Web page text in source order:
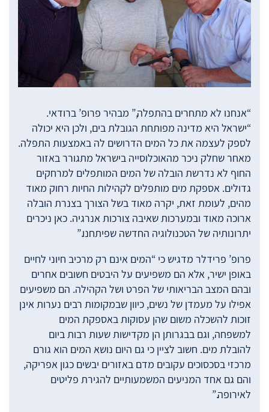
“אנחנו לא מתחרים בהתפלה,” מבהיר פרופ’ ברודאי.
“ישראל היא מדינה מפותחת הגובלת בים, ולכן היא יכולה
לספק לעצמה את כל המים הדרושים לה באמצעות התפלה.
מאחר שחלק ניכר מהאוכלוסייה בישראל מתגורר באזור
החוף לא נדרשת הובלה של המים המותפלים למרחקים
גדולים. אספקת מים מותפלים לקהילות החיות רחוק מאוד
מהים, לעומת זאת, יקרה מאוד בשל הצורך בצנרת הובלה
ארוכה מאוד ובמערכות שאיבה צורכות אנרגיה. כאן ניכרים
יתרונותיה של הטכנולוגיה החדשה שפיתחנו.”
פרופ’ פרידלר מדגיש כי “המים אינם רק מרכיב חיוני לחיים
באופן ישיר, אלא הם משפיעים על היבטים חשובים אחרים
ובהם המצב הבריאותי של הפרט ושל הקהילה. הם משפיעים
אפילו על מעמדן של נשים, כיוון שבמקומות רבים נערות אינן
זוכות להשכלה משום שהן עסוקות באספקת המים
למשפחה, וגם בבגרותן הן מקדישות שעות רבות ביום
להובלת מים. חשוב לציין כי גם היום נושא המים הוא גורם
מרכזי בסכסוכים עקובים מדם באזורים יבשים כגון אפריקה,
והם גם אחד המניעים המשמעותיים להגירת פליטים
לאירופה.”